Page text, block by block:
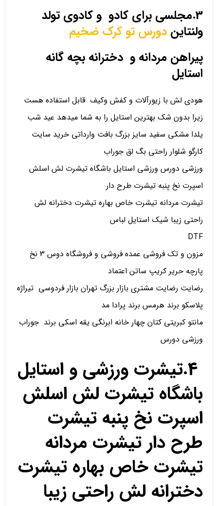
3.مجلسی برای کادو و کادوی تولد
ولنتاین دورس تو کرک ضخیم
پیراهن مردانه و دخترانه بچه گانه
استایل
هودی لش با زیورآلات و کفش وکیف قابل استفاده هست
زیرا بدون شک بهترین استایل را به شما میدهد عید شب
یلدا مشکی سفید سایز بزرگ بافت وارداتی خرید سایت
کارگو شلوار راحتی بگ لق جوراب
ورزشی دورس ورزشی استایل باشگاه تیشرت لش اسلش
اسپرت نخ پنبه تیشرت طرح دار
تیشرت مردانه تیشرت خاص بهاره تیشرت دخترانه لش
راحتی زیبا شیک استایل لباس
DTF
مزون و تک فروشی عمده فروشی و فروشگاه دوس 3 نخ
پارچه حریر کریپ ساتن اعتماد
رضایت رضایت مشتری بازار بزرگ تهران بازار فردوسی تیراژه
پلاسکو برند هرمس برند پرادا مد
مانتو کبریتی کتان چهار خانه ابرنگی یقه اسکی برند جوراب
ورزشی دورس
4.تیشرت ورزشی و استایل
باشگاه تیشرت لش اسلش
اسپرت نخ پنبه تیشرت
طرح دار تیشرت مردانه
تیشرت خاص بهاره تیشرت
دخترانه لش راحتی زیبا